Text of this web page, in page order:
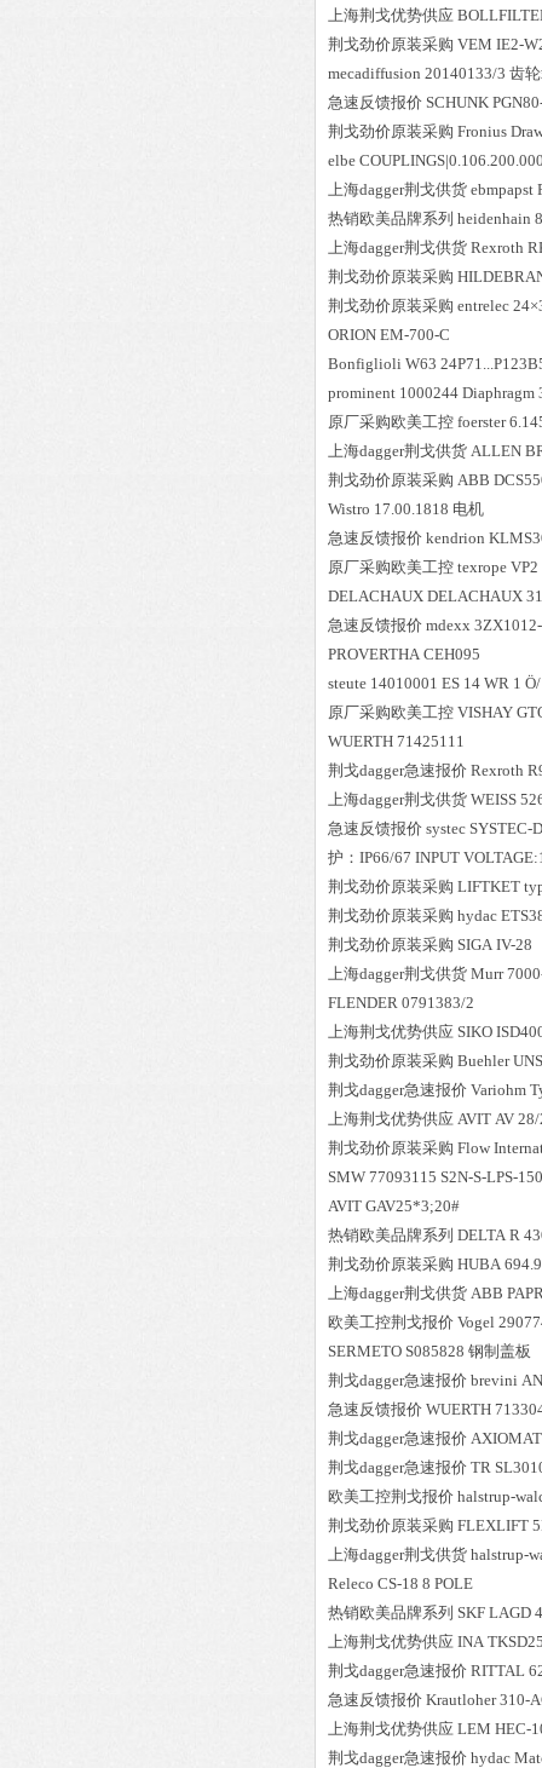
上海荆戈优势供应
荆戈劲价原装采购 VEM IE2-
mecadiffusion 20140133/3 齿
急速反馈报价 SCHUNK
荆戈劲价原装采购 Fronius
elbe
上海dagger荆戈供货 ebmpapst
热销欧美品牌系列 heidenhain
上海dagger荆戈供货 Rexroth
荆戈劲价原装采购
荆戈劲价原装采购 entrelec
ORION EM-700-C
Bonfiglioli W63
prominent 1000244 Diaphragm
原厂采购欧美工控 foerster
上海dagger荆戈供货 ALLEN
荆戈劲价原装采购 ABB
Wistro 17.00.1818 电机
急速反馈报价 kendrion
原厂采购欧美工控 texrope VP2
DELACHAUX DELACHAUX
急速反馈报价 mdexx
PROVERTHA CEH095
steute 14010001 ES 14 WR 1
原厂采购欧美工控 VISHAY
WUERTH 71425111
荆戈dagger急速报价 Rexroth
上海dagger荆戈供货 WEISS
急速反馈报价 systec SYSTEC-
护：IP66/67 INPUT
荆戈劲价原装采购 LIFTKET
荆戈劲价原装采购 hydac
荆戈劲价原装采购 SIGA IV-28
上海dagger荆戈供货 Murr
FLENDER 0791383/2
上海荆戈优势供应 SIKO
荆戈劲价原装采购 Buehler
荆戈dagger急速报价 Variohm
上海荆戈优势供应 AVIT AV
荆戈劲价原装采购 Flow
SMW 77093115 S2N-S-LPS-150
AVIT GAV25*3;20#
热销欧美品牌系列 DELTA R
荆戈劲价原装采购 HUBA
上海dagger荆戈供货 ABB
欧美工控荆戈报价 Vogel
SERMETO S085828 钢制盖板
荆戈dagger急速报价 brevini
急速反馈报价 WUERTH
荆戈dagger急速报价
荆戈dagger急速报价 TR
欧美工控荆戈报价 halstrup-
荆戈劲价原装采购 FLEXLIFT
上海dagger荆戈供货 halstrup-
Releco CS-18 8 POLE
热销欧美品牌系列 SKF LAGD
上海荆戈优势供应 INA
荆戈dagger急速报价 RITTAL
急速反馈报价 Krautloher 310-
上海荆戈优势供应 LEM HEC-
荆戈dagger急速报价 hydac